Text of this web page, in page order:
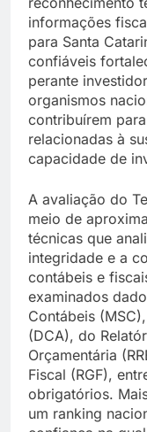
informações
para Santa
confiáveis
perante
organismos
contribuírem
relacionadas à
capacidade de
A avaliação do
meio de
técnicas que
integridade e a
contábeis e
examinados
Contábeis
(DCA), do
Orçamentária
Fiscal (RGF),
obrigatórios.
um ranking